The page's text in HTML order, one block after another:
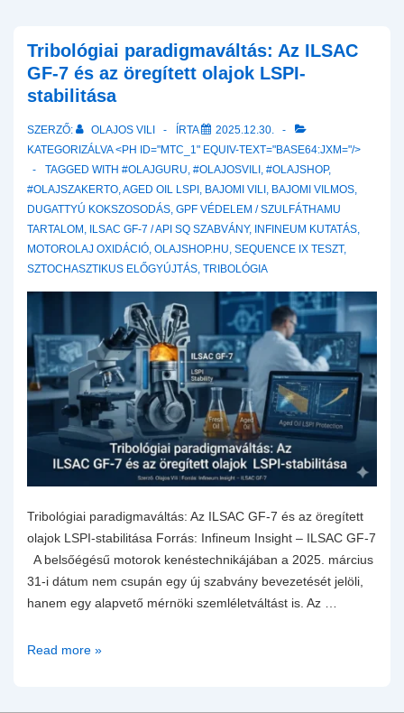
Tribológiai paradigmaváltás: Az ILSAC
GF-7 és az öregített olajok LSPI-
stabilitása
SZERZŐ: OLAJOS VILI ÍRTA
2025.12.30.
KATEGORIZÁLVA <PH ID="MTC_1" EQUIV-TEXT="BASE64:JXM="/>
TAGGED WITH #OLAJGURU, #OLAJOSVILI , #OLAJSHOP,
#OLAJSZAKERTO,AGED OIL LSPI , BAJOMI VILI , BAJOMI VILMOS,
DUGATTYÚ KOKSZOSODÁS, GPF VÉDELEM / SZULFÁTHAMU
TARTALOM , ILSAC GF-7 / API SQ SZABVÁNY, INFINEUM KUTATÁS,
MOTOROLAJ OXIDÁCIÓ, OLAJSHOP.HU, SEQUENCE IX TESZT,
SZTOCHASZTIKUS ELŐGYÚJTÁS, TRIBOLÓGIA
Tribológiai paradigmaváltás: Az ILSAC GF-7 és az öregített
olajok LSPI-stabilitása Forrás: Infineum Insight – ILSAC GF-7
A belsőégésű motorok kenéstechnikájában a 2025. március
31-i dátum nem csupán egy új szabvány bevezetését jelöli,
hanem egy alapvető mérnöki szemléletváltást is. Az …
Tribológiai
Read more »